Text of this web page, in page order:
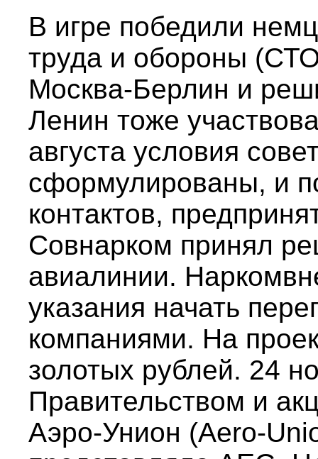
В игре победили
труда и обороны
Москва-Берлин и
Ленин тоже
августа условия
сформулированы, и
контактов,
Совнарком принял
авиалинии.
указания начать
компаниями. На
золотых рублей. 24
Правительством и
Аэро-Унион (Aero-